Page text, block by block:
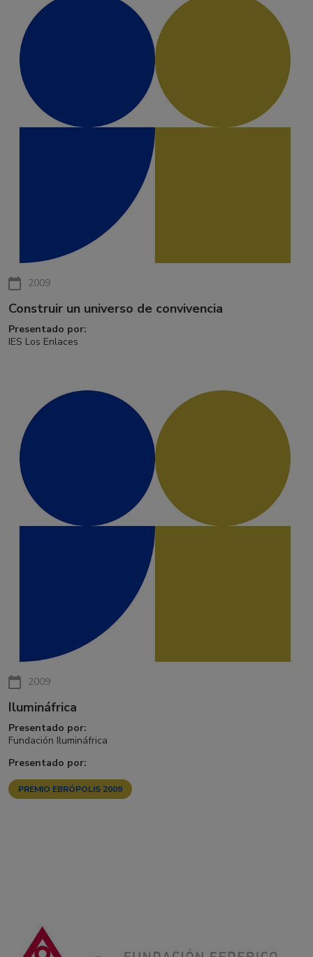
2009
Construir un universo de convivencia
Presentado por:
IES Los Enlaces
2009
Ilumináfrica
Presentado por:
Fundación Ilumináfrica
Presentado por:
PREMIO EBRÓPOLIS 2009